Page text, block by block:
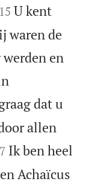


15 U kent
waren de
en
dat u
allen
Ik ben heel
Achaïcus